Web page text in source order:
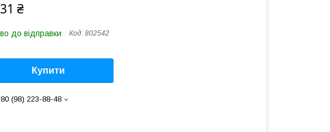
₴
до відправки Код: 802542
Купити
(98) 223-88-48